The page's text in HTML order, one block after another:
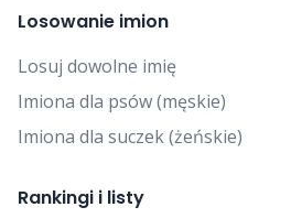
Losowanie imion
Losuj dowolne imię
Imiona dla psów (męskie)
Imiona dla suczek (żeńskie)
Rankingi i listy